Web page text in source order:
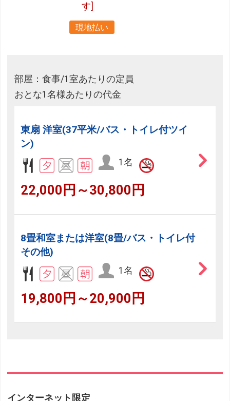
す]
現地払い
部屋：食事/1室あたりの定員
おとな1名様あたりの代金
東扇 洋室(37平米/バス・トイレ付ツイ
ン)
1名
22,000円～30,800円
8畳和室または洋室(8畳/バス・トイレ付
その他)
1名
19,800円～20,900円
インターネット限定